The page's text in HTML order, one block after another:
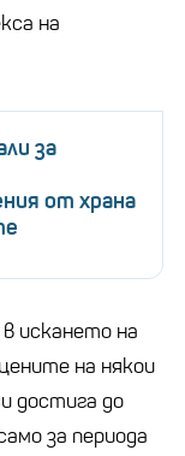
на
за
от храна
искането на
на някои
достига до
за периода